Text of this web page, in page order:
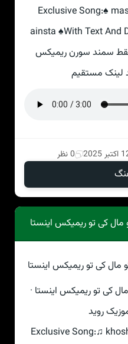
Exclusive Song:♠
ainsta ♠With Text And
سمند سورن ریمیکس
لینک مستقیم
2025 0 نظر
کی تو ریمیکس اینستا
کی تو ریمیکس اینستا ·
روید
Exclusive Song:♫